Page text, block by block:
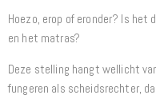
Hoezo, erop of eronder? Is
en het matras?
Deze stelling hangt wellicht
fungeren als scheidsrechter,